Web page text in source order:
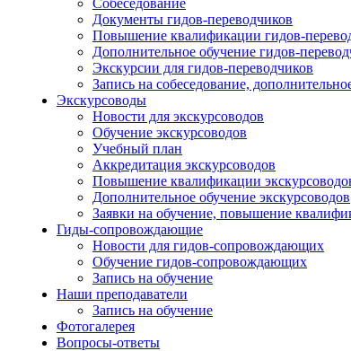
Собеседование
Документы гидов-переводчиков
Повышение квалификации гидов-
Дополнительное обучение гидов-
Экскурсии для гидов-переводчиков
Запись на собеседование,
Экскурсоводы
Новости для экскурсоводов
Обучение экскурсоводов
Учебный план
Аккредитация экскурсоводов
Повышение квалификации
Дополнительное обучение экскурсоводов
Заявки на обучение, повышение
Гиды-сопровождающие
Новости для гидов-сопровождающих
Обучение гидов-сопровождающих
Запись на обучение
Наши преподаватели
Запись на обучение
Фотогалерея
Вопросы-ответы